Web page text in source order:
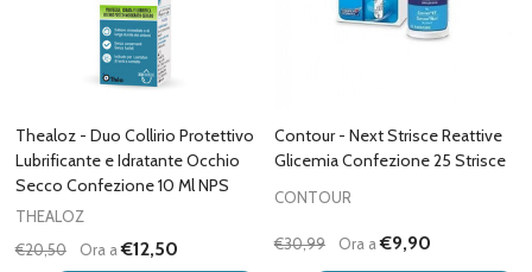
Thealoz - Duo Collirio Protettivo
Lubrificante e Idratante Occhio
Secco Confezione 10 Ml NPS
THEALOZ
€20,50
Ora a€12,50
Contour - Next Strisce Reattive
Glicemia Confezione 25 Strisce
CONTOUR
€30,99 Ora a€9,90